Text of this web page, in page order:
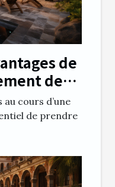
de
de
au cours d’une
de prendre